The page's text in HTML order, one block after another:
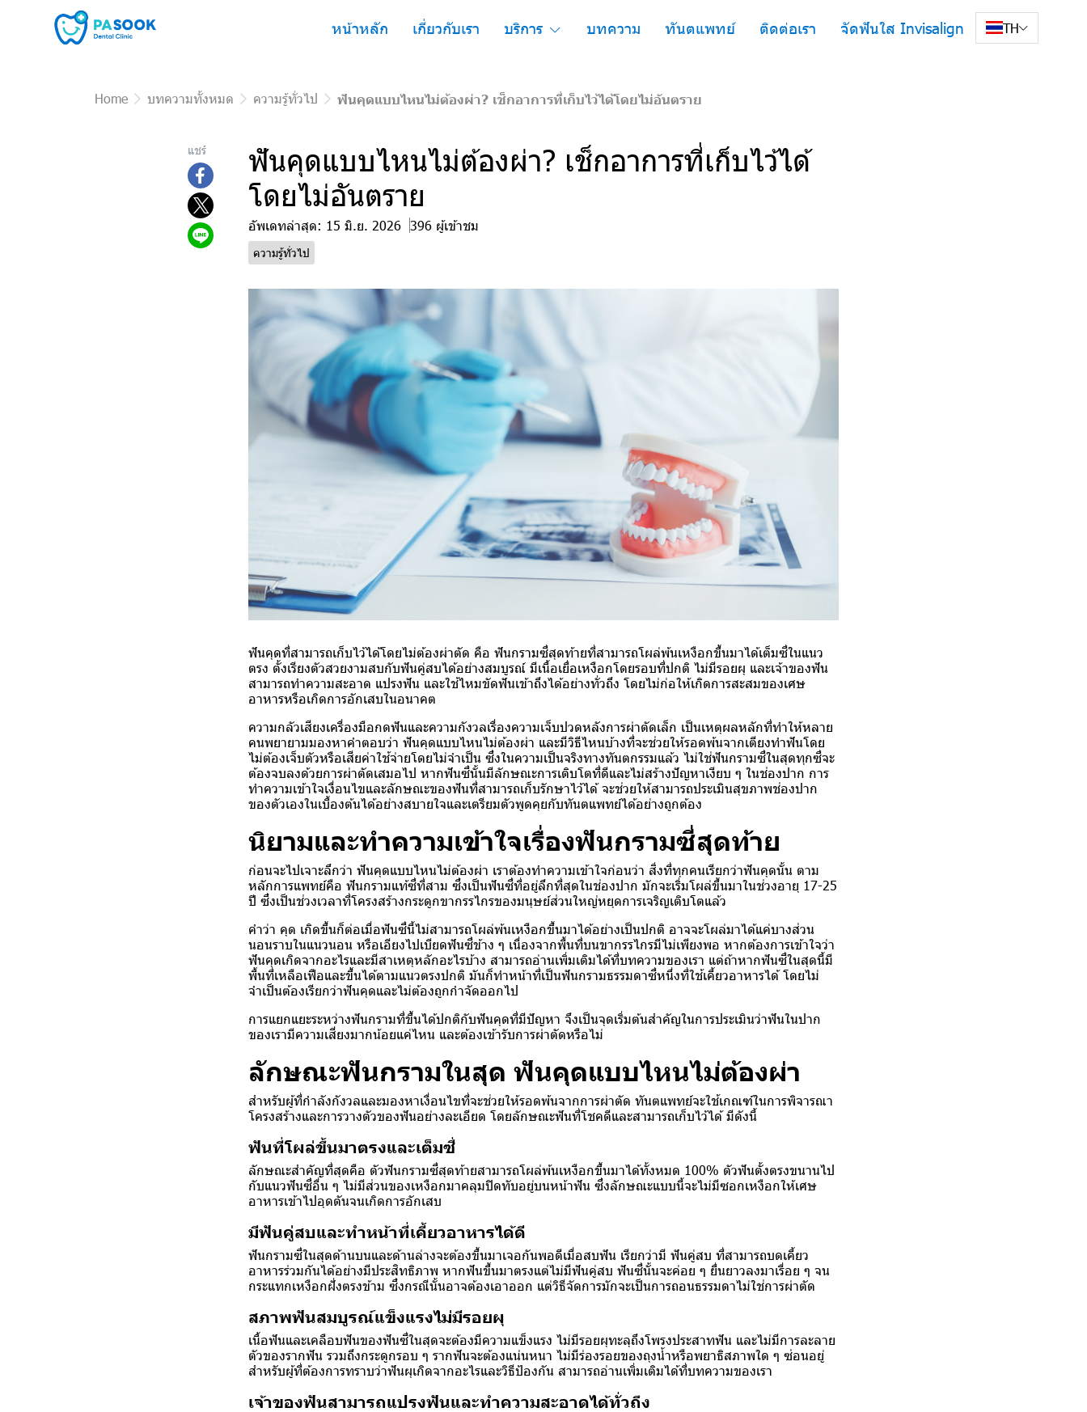
หน้าหลัก เกี่ยวกับเรา บริการ บทความ ทันตแพทย์ ติดต่อเรา จัดฟันใส Invisalign TH
Home บทความทั้งหมด ความรู้ทั่วไป ฟันคุดแบบไหนไม่ต้องผ่า? เช็กอาการที่เก็บไว้ได้โดยไม่อันตราย
แชร์
ฟันคุดแบบไหนไม่ต้องผ่า? เช็กอาการที่เก็บไว้ได้
โดยไม่อันตราย
อัพเดทล่าสุด: 15 มิ.ย. 2026 396 ผู้เข้าชม
ความรู้ทั่วไป
ฟันคุดที่สามารถเก็บไว้ได้โดยไม่ต้องผ่าตัด คือ ฟันกรามซี่สุดท้ายที่สามารถโผล่พ้นเหงือกขึ้นมาได้เต็มซี่ในแนว
ตรง ตั้งเรียงตัวสวยงามสบกับฟันคู่สบได้อย่างสมบูรณ์ มีเนื้อเยื่อเหงือกโดยรอบที่ปกติ ไม่มีรอยผุ และเจ้าของฟัน
สามารถทำความสะอาด แปรงฟัน และใช้ไหมขัดฟันเข้าถึงได้อย่างทั่วถึง โดยไม่ก่อให้เกิดการสะสมของเศษ
อาหารหรือเกิดการอักเสบในอนาคต
ความกลัวเสียงเครื่องมือกดฟันและความกังวลเรื่องความเจ็บปวดหลังการผ่าตัดเล็ก เป็นเหตุผลหลักที่ทำให้หลาย
คนพยายามมองหาคำตอบว่า ฟันคุดแบบไหนไม่ต้องผ่า และมีวิธีไหนบ้างที่จะช่วยให้รอดพ้นจากเตียงทำฟันโดย
ไม่ต้องเจ็บตัวหรือเสียค่าใช้จ่ายโดยไม่จำเป็น ซึ่งในความเป็นจริงทางทันตกรรมแล้ว ไม่ใช่ฟันกรามซี่ในสุดทุกซี่จะ
ต้องจบลงด้วยการผ่าตัดเสมอไป หากฟันซี่นั้นมีลักษณะการเติบโตที่ดีและไม่สร้างปัญหาเงียบ ๆ ในช่องปาก การ
ทำความเข้าใจเงื่อนไขและลักษณะของฟันที่สามารถเก็บรักษาไว้ได้ จะช่วยให้สามารถประเมินสุขภาพช่องปาก
ของตัวเองในเบื้องต้นได้อย่างสบายใจและเตรียมตัวพูดคุยกับทันตแพทย์ได้อย่างถูกต้อง
นิยามและทำความเข้าใจเรื่องฟันกรามซี่สุดท้าย
ก่อนจะไปเจาะลึกว่า ฟันคุดแบบไหนไม่ต้องผ่า เราต้องทำความเข้าใจก่อนว่า สิ่งที่ทุกคนเรียกว่าฟันคุดนั้น ตาม
หลักการแพทย์คือ ฟันกรามแท้ซี่ที่สาม ซึ่งเป็นฟันซี่ที่อยู่ลึกที่สุดในช่องปาก มักจะเริ่มโผล่ขึ้นมาในช่วงอายุ 17-25
ปี ซึ่งเป็นช่วงเวลาที่โครงสร้างกระดูกขากรรไกรของมนุษย์ส่วนใหญ่หยุดการเจริญเติบโตแล้ว
คำว่า คุด เกิดขึ้นก็ต่อเมื่อฟันซี่นี้ไม่สามารถโผล่พ้นเหงือกขึ้นมาได้อย่างเป็นปกติ อาจจะโผล่มาได้แค่บางส่วน
นอนราบในแนวนอน หรือเอียงไปเบียดฟันซี่ข้าง ๆ เนื่องจากพื้นที่บนขากรรไกรมีไม่เพียงพอ หากต้องการเข้าใจว่า
ฟันคุดเกิดจากอะไรและมีสาเหตุหลักอะไรบ้าง สามารถอ่านเพิ่มเติมได้ที่บทความของเรา แต่ถ้าหากฟันซี่ในสุดนี้มี
พื้นที่เหลือเฟือและขึ้นได้ตามแนวตรงปกติ มันก็ทำหน้าที่เป็นฟันกรามธรรมดาซี่หนึ่งที่ใช้เคี้ยวอาหารได้ โดยไม่
จำเป็นต้องเรียกว่าฟันคุดและไม่ต้องถูกกำจัดออกไป
การแยกแยะระหว่างฟันกรามที่ขึ้นได้ปกติกับฟันคุดที่มีปัญหา จึงเป็นจุดเริ่มต้นสำคัญในการประเมินว่าฟันในปาก
ของเรามีความเสี่ยงมากน้อยแค่ไหน และต้องเข้ารับการผ่าตัดหรือไม่
ลักษณะฟันกรามในสุด ฟันคุดแบบไหนไม่ต้องผ่า
สำหรับผู้ที่กำลังกังวลและมองหาเงื่อนไขที่จะช่วยให้รอดพ้นจากการผ่าตัด ทันตแพทย์จะใช้เกณฑ์ในการพิจารณา
โครงสร้างและการวางตัวของฟันอย่างละเอียด โดยลักษณะฟันที่โชคดีและสามารถเก็บไว้ได้ มีดังนี้
ฟันที่โผล่ขึ้นมาตรงและเต็มซี่
ลักษณะสำคัญที่สุดคือ ตัวฟันกรามซี่สุดท้ายสามารถโผล่พ้นเหงือกขึ้นมาได้ทั้งหมด 100% ตัวฟันตั้งตรงขนานไป
กับแนวฟันซี่อื่น ๆ ไม่มีส่วนของเหงือกมาคลุมปิดทับอยู่บนหน้าฟัน ซึ่งลักษณะแบบนี้จะไม่มีซอกเหงือกให้เศษ
อาหารเข้าไปอุดตันจนเกิดการอักเสบ
มีฟันคู่สบและทำหน้าที่เคี้ยวอาหารได้ดี
ฟันกรามซี่ในสุดด้านบนและด้านล่างจะต้องขึ้นมาเจอกันพอดีเมื่อสบฟัน เรียกว่ามี ฟันคู่สบ ที่สามารถบดเคี้ยว
อาหารร่วมกันได้อย่างมีประสิทธิภาพ หากฟันขึ้นมาตรงแต่ไม่มีฟันคู่สบ ฟันซี่นั้นจะค่อย ๆ ยื่นยาวลงมาเรื่อย ๆ จน
กระแทกเหงือกฝั่งตรงข้าม ซึ่งกรณีนั้นอาจต้องเอาออก แต่วิธีจัดการมักจะเป็นการถอนธรรมดาไม่ใช่การผ่าตัด
สภาพฟันสมบูรณ์แข็งแรงไม่มีรอยผุ
เนื้อฟันและเคลือบฟันของฟันซี่ในสุดจะต้องมีความแข็งแรง ไม่มีรอยผุทะลุถึงโพรงประสาทฟัน และไม่มีการละลาย
ตัวของรากฟัน รวมถึงกระดูกรอบ ๆ รากฟันจะต้องแน่นหนา ไม่มีร่องรอยของถุงน้ำหรือพยาธิสภาพใด ๆ ซ่อนอยู่
สำหรับผู้ที่ต้องการทราบว่าฟันผุเกิดจากอะไรและวิธีป้องกัน สามารถอ่านเพิ่มเติมได้ที่บทความของเรา
เจ้าของฟันสามารถแปรงฟันและทำความสะอาดได้ทั่วถึง